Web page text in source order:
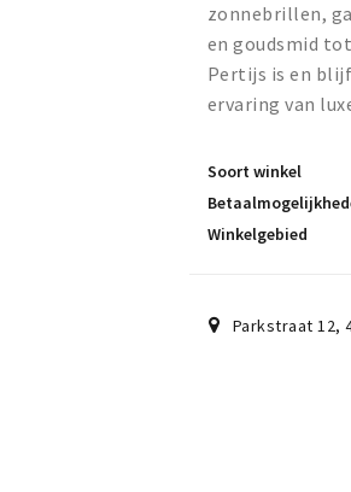
zonnebrillen,
en goudsmid
Pertijs is en
ervaring van
Soort winkel
Winkelgebied
Parkstraat 12,